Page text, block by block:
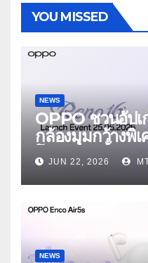
YOU MISSED
NEWS
OPPO ชวนอัป
กล้องมุมกว้างพิ
โฟนเพื่อนซี้ เทร
งาน OPPO
Launch
JUN 22, 2026
NEWS